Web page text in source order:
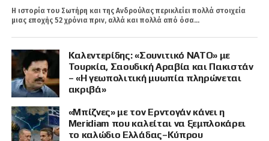
Η ιστορία του Σωτήρη και της Ανδρούλας περικλείει πολλά στοιχεία
μιας εποχής 52 χρόνια πριν, αλλά και πολλά από όσα...
Καλεντερίδης: «Σουνιτικό ΝΑΤΟ» με
Τουρκία, Σαουδική Αραβία και Πακιστάν
– «Η γεωπολιτική μυωπία πληρώνεται
ακριβά»
«Μπίζνες» με τον Ερντογάν κάνει η
Meridiam που καλείται να ξεμπλοκάρει
το καλώδιο Ελλάδας–Κύπρου